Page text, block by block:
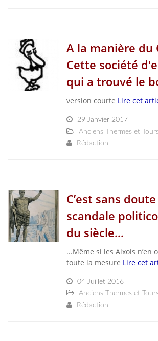
A la manière du
Cette société
qui a trouvé le
version courte Lire cet
29 Janvier 2017
Anciens Thermes et
Rédaction
C’est sans
scandale
du siècle...
...Même si les Aixois n’en
toute la mesure Lire cet
04 Juillet 2016
Anciens Thermes et
Rédaction